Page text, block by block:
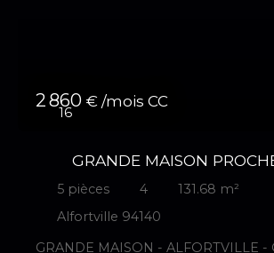
2 860 € /mois CC
16
GRANDE MAISON
5 pièces 4 131.68 m²
Alfortville 94140
GRANDE MAISON - ALFORTVILLE -